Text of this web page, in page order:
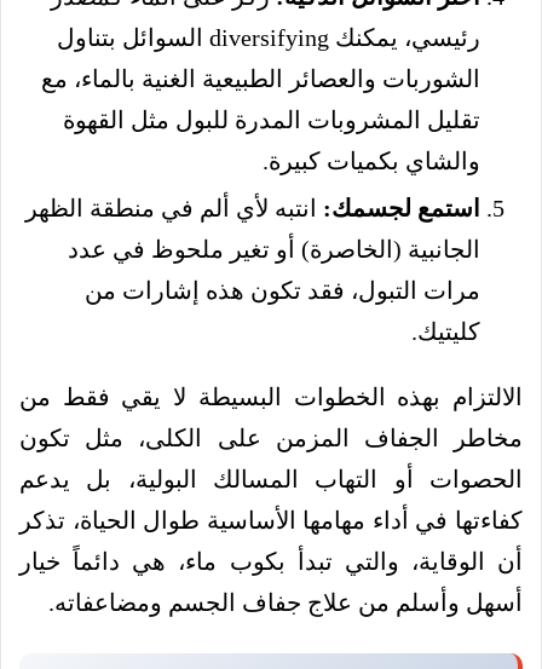
رئيسي، يمكنك diversifying السوائل بتناول
الشوربات والعصائر الطبيعية الغنية بالماء، مع
تقليل المشروبات المدرة للبول مثل القهوة
والشاي بكميات كبيرة.
استمع لجسمك: انتبه لأي ألم في منطقة الظهر
الجانبية (الخاصرة) أو تغير ملحوظ في عدد
مرات التبول، فقد تكون هذه إشارات من
كليتيك.
الالتزام بهذه الخطوات البسيطة لا يقي فقط من
مخاطر الجفاف المزمن على الكلى، مثل تكون
الحصوات أو التهاب المسالك البولية، بل يدعم
كفاءتها في أداء مهامها الأساسية طوال الحياة، تذكر
أن الوقاية، والتي تبدأ بكوب ماء، هي دائماً خيار
أسهل وأسلم من علاج جفاف الجسم ومضاعفاته.